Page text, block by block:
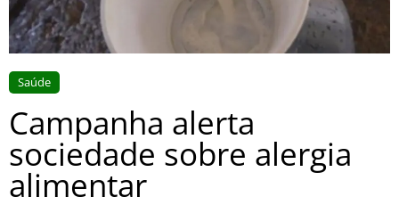
Saúde
Campanha alerta
sociedade sobre alergia
alimentar